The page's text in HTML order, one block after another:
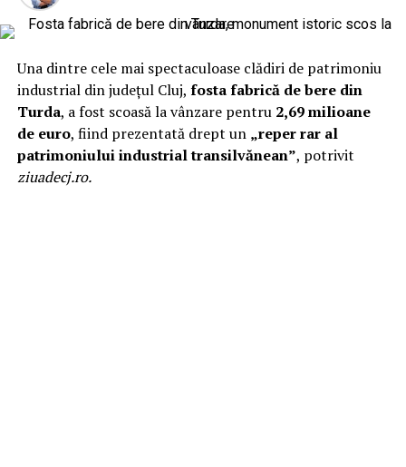
Una dintre cele mai spectaculoase clădiri de patrimoniu
industrial din județul Cluj, fosta fabrică de bere din
Turda, a fost scoasă la vânzare pentru 2,69 milioane
de euro, fiind prezentată drept un „reper rar al
patrimoniului industrial transilvănean”, potrivit
ziuadecj.ro.